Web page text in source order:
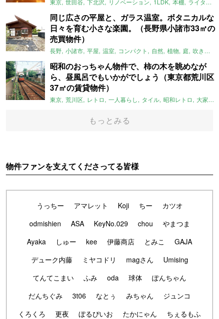
同じ広さの平屋と、ガラス温室。ボタニカルな
日々を育む小さな楽園。（長野県小諸市33㎡の
売買物件）
長野 小諸市 平屋 温室 コンパクト 自然 植物 庭 吹き抜け
昭和のおっちゃん物件で、柿の木を眺めなが
ら、昼風呂でもいかがでしょう（東京都荒川区
37㎡の賃貸物件）
東京 荒川区 レトロ 一人暮らし タイル 昭和レトロ 大家女子
もっとみる
物件ファンを支えてくださってる皆様
うっちー アマレット Koji ちー
カツオ
odmishien
ASA KeyNo.029 chou
やまつま
Ayaka
しゅー kee 伊藤商店 とみこ
GAJA
デューク内藤
ミヤコドリ magさん
Umising
てんてこまい
ふみ oda 球体
ぽんちゃん
だんちぐみ
3t06 なとぅ みちゃん
ジュンコ
くろくろ
更夜 ぽるぴいお たかにゃん
ちぇるもふ